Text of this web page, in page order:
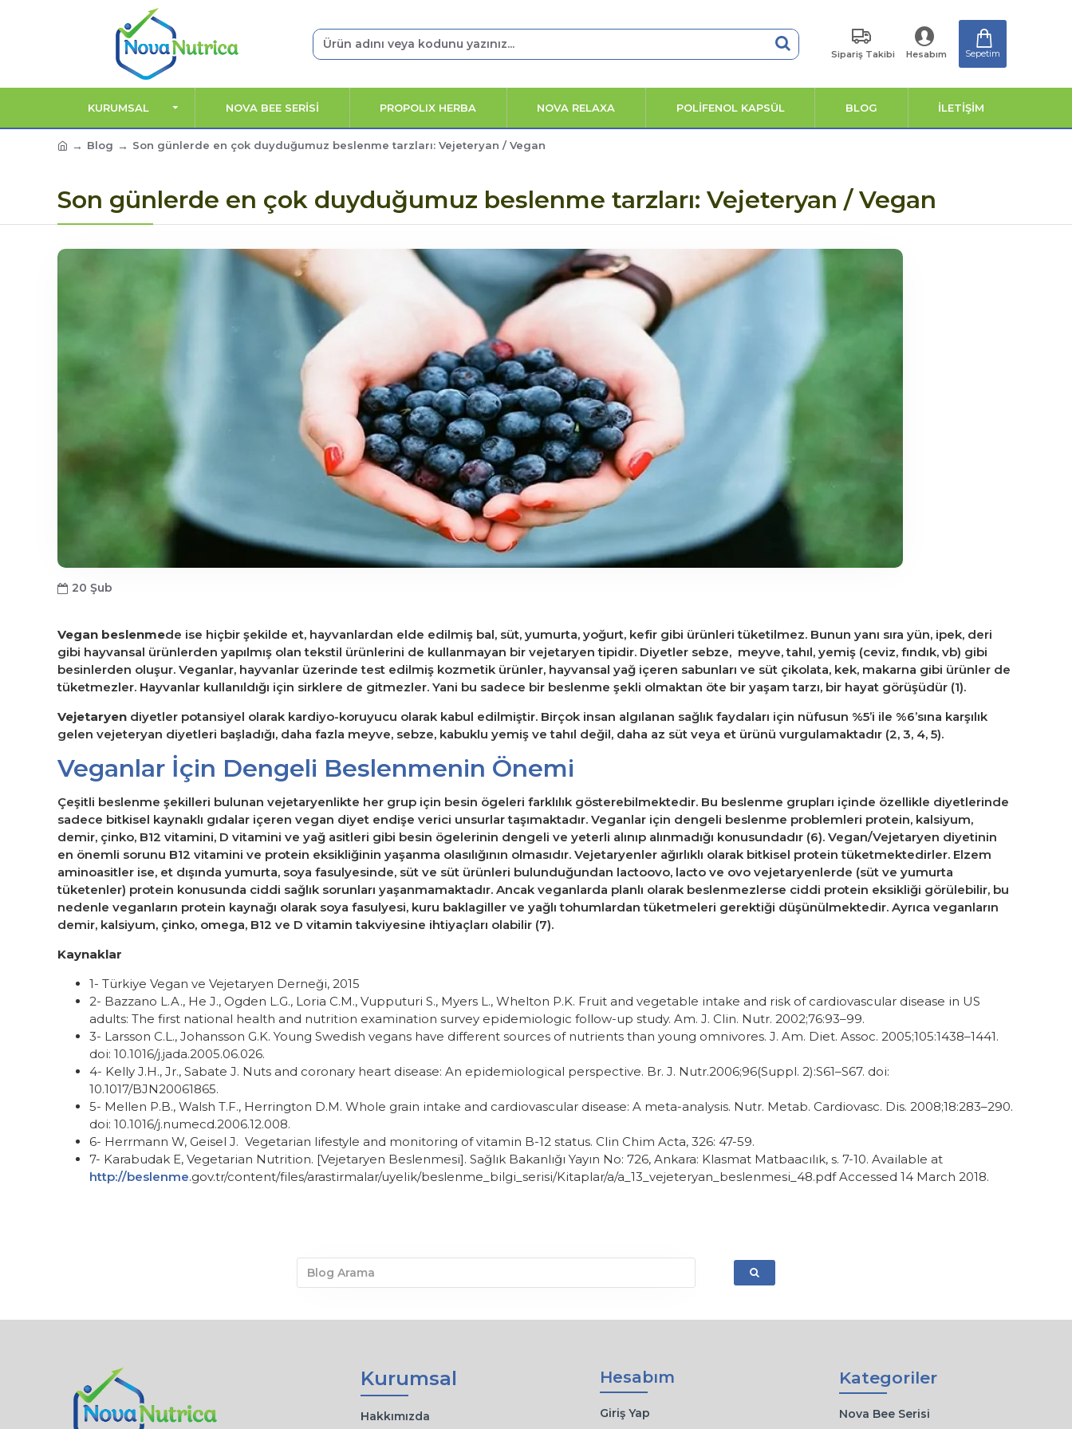
Sipariş Takibi Hesabım Sepetim
KURUMSAL NOVA BEE SERİSİ PROPOLIX HERBA NOVA RELAXA POLİFENOL KAPSÜL BLOG İLETİŞİM
Blog Son günlerde en çok duyduğumuz beslenme tarzları: Vejeteryan / Vegan
Son günlerde en çok duyduğumuz beslenme tarzları: Vejeteryan / Vegan
20 Şub
Vegan beslenmede ise hiçbir şekilde et, hayvanlardan elde edilmiş bal, süt, yumurta, yoğurt, kefir gibi ürünleri tüketilmez. Bunun yanı sıra yün, ipek, deri
gibi hayvansal ürünlerden yapılmış olan tekstil ürünlerini de kullanmayan bir vejetaryen tipidir. Diyetler sebze, meyve, tahıl, yemiş (ceviz, fındık, vb) gibi
besinlerden oluşur. Veganlar, hayvanlar üzerinde test edilmiş kozmetik ürünler, hayvansal yağ içeren sabunları ve süt çikolata, kek, makarna gibi ürünler de
tüketmezler. Hayvanlar kullanıldığı için sirklere de gitmezler. Yani bu sadece bir beslenme şekli olmaktan öte bir yaşam tarzı, bir hayat görüşüdür (1).
Vejetaryen diyetler potansiyel olarak kardiyo-koruyucu olarak kabul edilmiştir. Birçok insan algılanan sağlık faydaları için nüfusun %5’i ile %6’sına karşılık
gelen vejeteryan diyetleri başladığı, daha fazla meyve, sebze, kabuklu yemiş ve tahıl değil, daha az süt veya et ürünü vurgulamaktadır (2, 3, 4, 5).
Veganlar İçin Dengeli Beslenmenin Önemi
Çeşitli beslenme şekilleri bulunan vejetaryenlikte her grup için besin ögeleri farklılık gösterebilmektedir. Bu beslenme grupları içinde özellikle diyetlerinde
sadece bitkisel kaynaklı gıdalar içeren vegan diyet endişe verici unsurlar taşımaktadır. Veganlar için dengeli beslenme problemleri protein, kalsiyum,
demir, çinko, B12 vitamini, D vitamini ve yağ asitleri gibi besin ögelerinin dengeli ve yeterli alınıp alınmadığı konusundadır (6). Vegan/Vejetaryen diyetinin
en önemli sorunu B12 vitamini ve protein eksikliğinin yaşanma olasılığının olmasıdır. Vejetaryenler ağırlıklı olarak bitkisel protein tüketmektedirler. Elzem
aminoasitler ise, et dışında yumurta, soya fasulyesinde, süt ve süt ürünleri bulunduğundan lactoovo, lacto ve ovo vejetaryenlerde (süt ve yumurta
tüketenler) protein konusunda ciddi sağlık sorunları yaşanmamaktadır. Ancak veganlarda planlı olarak beslenmezlerse ciddi protein eksikliği görülebilir, bu
nedenle veganların protein kaynağı olarak soya fasulyesi, kuru baklagiller ve yağlı tohumlardan tüketmeleri gerektiği düşünülmektedir. Ayrıca veganların
demir, kalsiyum, çinko, omega, B12 ve D vitamin takviyesine ihtiyaçları olabilir (7).
Kaynaklar
1- Türkiye Vegan ve Vejetaryen Derneği, 2015
2- Bazzano L.A., He J., Ogden L.G., Loria C.M., Vupputuri S., Myers L., Whelton P.K. Fruit and vegetable intake and risk of cardiovascular disease in US
adults: The first national health and nutrition examination survey epidemiologic follow-up study. Am. J. Clin. Nutr. 2002;76:93–99.
3- Larsson C.L., Johansson G.K. Young Swedish vegans have different sources of nutrients than young omnivores. J. Am. Diet. Assoc. 2005;105:1438–1441.
doi: 10.1016/j.jada.2005.06.026.
4- Kelly J.H., Jr., Sabate J. Nuts and coronary heart disease: An epidemiological perspective. Br. J. Nutr.2006;96(Suppl. 2):S61–S67. doi:
10.1017/BJN20061865.
5- Mellen P.B., Walsh T.F., Herrington D.M. Whole grain intake and cardiovascular disease: A meta-analysis. Nutr. Metab. Cardiovasc. Dis. 2008;18:283–290.
doi: 10.1016/j.numecd.2006.12.008.
6- Herrmann W, Geisel J. Vegetarian lifestyle and monitoring of vitamin B-12 status. Clin Chim Acta, 326: 47-59.
7- Karabudak E, Vegetarian Nutrition. [Vejetaryen Beslenmesi]. Sağlık Bakanlığı Yayın No: 726, Ankara: Klasmat Matbaacılık, s. 7-10. Available at
http://beslenme.gov.tr/content/files/arastirmalar/uyelik/beslenme_bilgi_serisi/Kitaplar/a/a_13_vejeteryan_beslenmesi_48.pdf Accessed 14 March 2018.
Kurumsal
Hakkımızda
Hesabım
Giriş Yap
Kategoriler
Nova Bee Serisi